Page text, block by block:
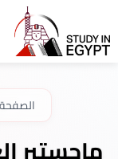
الصفحة